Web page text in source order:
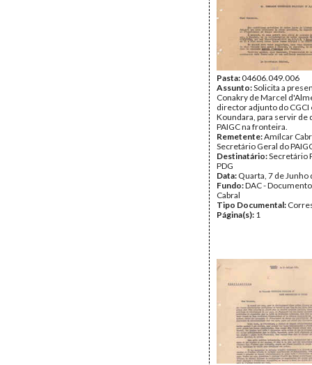
Pasta:04606.049.006
Assunto:Solicita a
Conakry de Marcel
director adjunto do CGCI
Koundara, para servir de
PAIGC na fronteira.
Remetente:Amílcar
Secretário Geral do
Destinatário:Secretário
PDG
Data: Quarta, 7 de Junho
Fundo:DAC -
Cabral
Tipo Documental:
Página(s): 1